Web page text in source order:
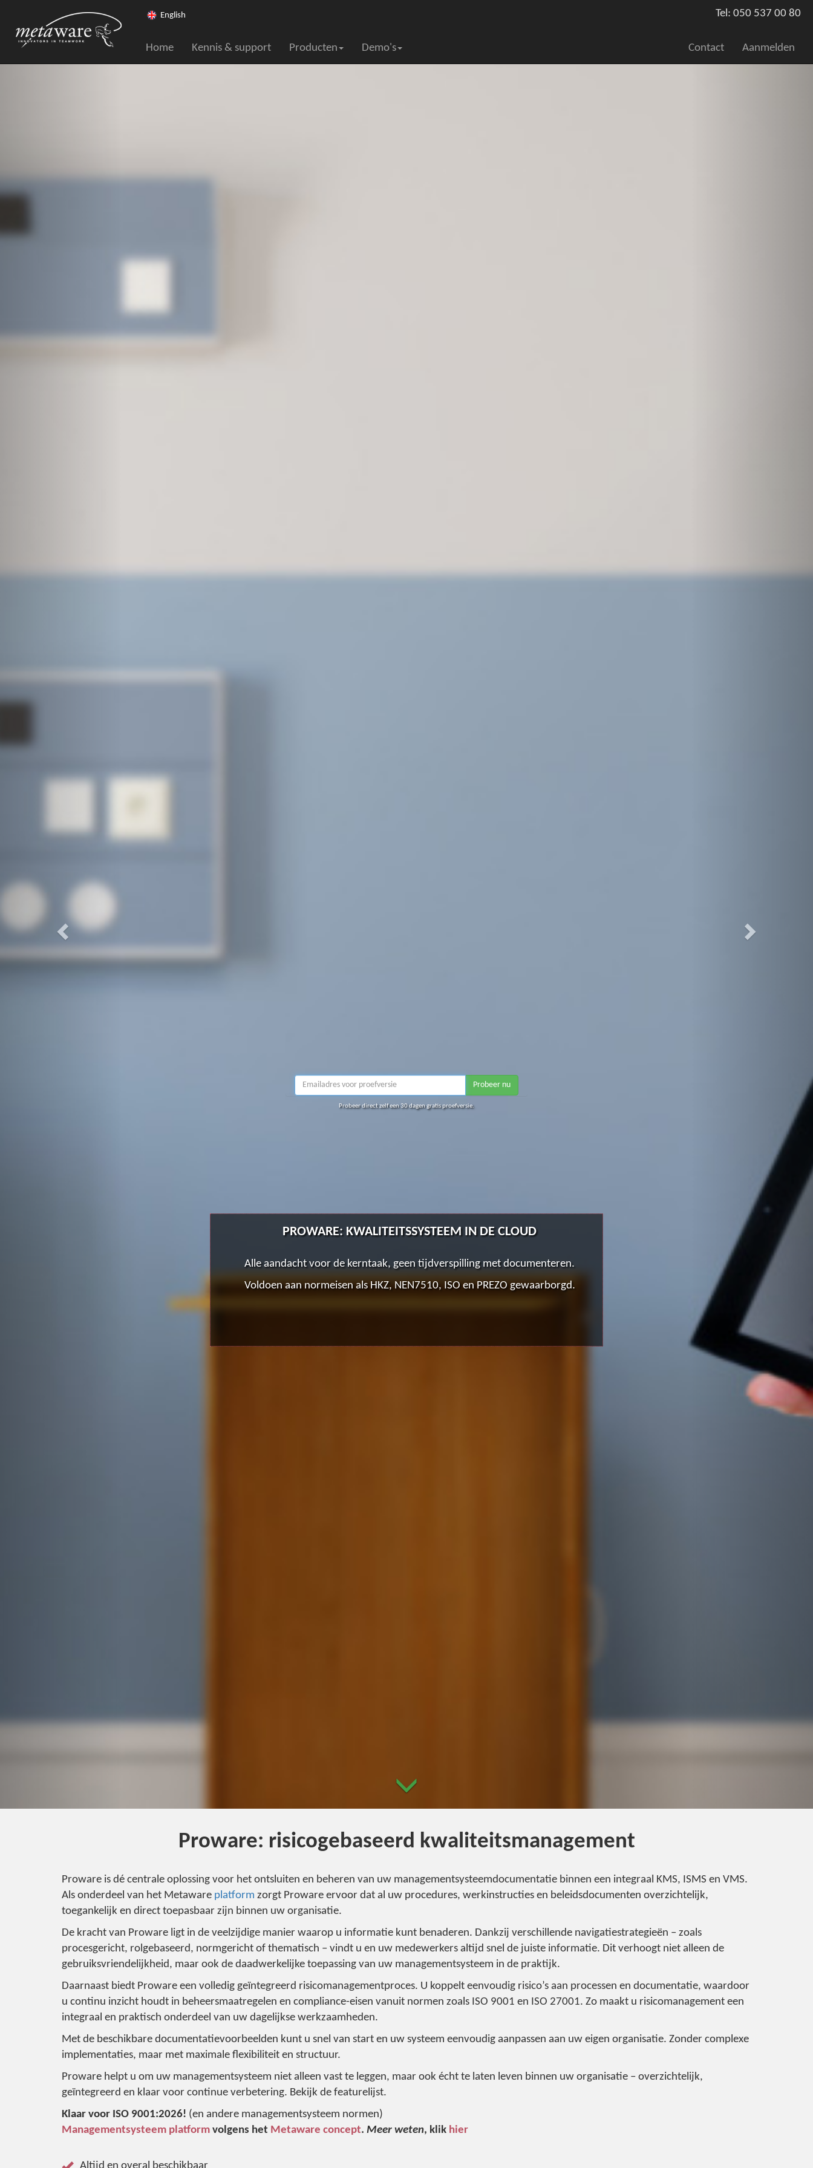
English Tel: 050 537 00 80
Home Kennis & support Producten Demo's Contact Aanmelden
Probeer nu
Probeer direct zelf een 30 dagen gratis proefversie.
PROWARE: RAPPORTEREN EN RAADPLEGEN OP DE BOUWPLAATS
Actuele voorschriften op elke locatie raadpleegbaar.
Voldoen aan normeisen als VCA gewaarborgd.
Proware: risicogebaseerd kwaliteitsmanagement
Proware is dé centrale oplossing voor het ontsluiten en beheren van uw managementsysteemdocumentatie binnen een integraal KMS, ISMS en VMS.
Als onderdeel van het Metaware platform zorgt Proware ervoor dat al uw procedures, werkinstructies en beleidsdocumenten overzichtelijk,
toegankelijk en direct toepasbaar zijn binnen uw organisatie.
De kracht van Proware ligt in de veelzijdige manier waarop u informatie kunt benaderen. Dankzij verschillende navigatiestrategieën – zoals
procesgericht, rolgebaseerd, normgericht of thematisch – vindt u en uw medewerkers altijd snel de juiste informatie. Dit verhoogt niet alleen de
gebruiksvriendelijkheid, maar ook de daadwerkelijke toepassing van uw managementsysteem in de praktijk.
Daarnaast biedt Proware een volledig geïntegreerd risicomanagementproces. U koppelt eenvoudig risico’s aan processen en documentatie, waardoor
u continu inzicht houdt in beheersmaatregelen en compliance-eisen vanuit normen zoals ISO 9001 en ISO 27001. Zo maakt u risicomanagement een
integraal en praktisch onderdeel van uw dagelijkse werkzaamheden.
Met de beschikbare documentatievoorbeelden kunt u snel van start en uw systeem eenvoudig aanpassen aan uw eigen organisatie. Zonder complexe
implementaties, maar met maximale flexibiliteit en structuur.
Proware helpt u om uw managementsysteem niet alleen vast te leggen, maar ook écht te laten leven binnen uw organisatie – overzichtelijk,
geïntegreerd en klaar voor continue verbetering. Bekijk de featurelijst.
Klaar voor ISO 9001:2026! (en andere managementsysteem normen)
Managementsysteem platform volgens het Metaware concept. Meer weten, klik hier